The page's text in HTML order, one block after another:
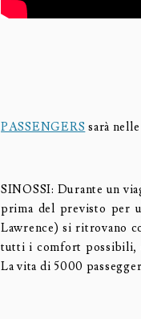
PASSENGERS sarà
SINOSSI: Durante un
prima del previsto per
Lawrence) si ritrovano
tutti i comfort possibili,
La vita di 5000